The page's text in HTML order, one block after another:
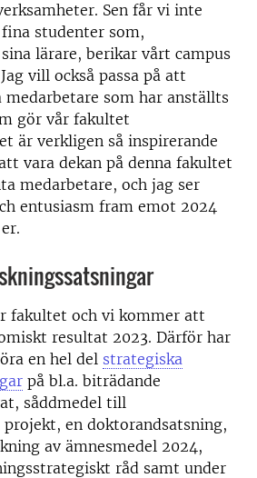
Sen får vi inte
studenter som,
lärare, berikar vårt campus
vill också passa på att
medarbetare som har anställts
gör vår fakultet
är verkligen så inspirerande
vara dekan på denna fakultet
medarbetare, och jag ser
entusiasm fram emot 2024
fakultet och vi kommer att
resultat 2023. Därför har
en hel del strategiska
på bl.a. biträdande
såddmedel till
en doktorandsatsning,
av ämnesmedel 2024,
råd samt under